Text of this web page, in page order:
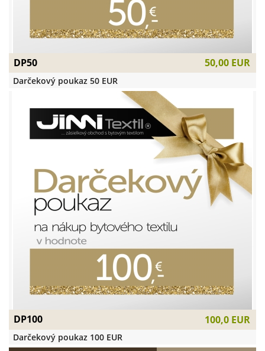
DP50 50,00 EUR
Darčekový poukaz 50 EUR
DP100 100,0 EUR
Darčekový poukaz 100 EUR